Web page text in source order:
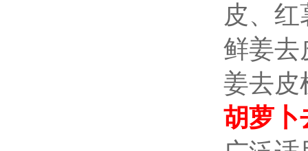
皮、
鲜姜去
姜去皮
胡萝卜